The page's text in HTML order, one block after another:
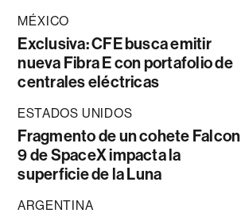
MÉXICO
Exclusiva: CFE busca emitir
nueva Fibra E con portafolio de
centrales eléctricas
ESTADOS UNIDOS
Fragmento de un cohete Falcon
9 de SpaceX impacta la
superficie de la Luna
ARGENTINA